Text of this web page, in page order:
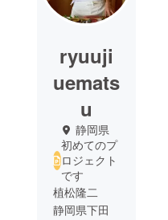
ryuuji
uemats
u
静岡県
初めてのプ
ロジェクト
です
植松隆二
静岡県下田